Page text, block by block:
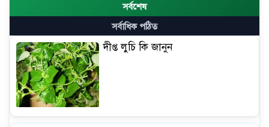
সর্বশেষ
সর্বাধিক পঠিত
দীপ্ত লুচি কি জানুন